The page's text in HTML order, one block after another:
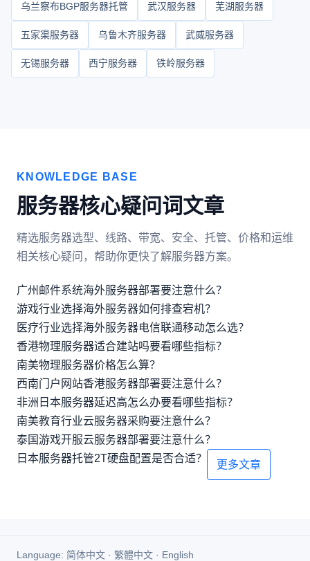
乌兰察布BGP服务器托管 武汉服务器 芜湖服务器
五家渠服务器 乌鲁木齐服务器 武威服务器
无锡服务器 西宁服务器 铁岭服务器
KNOWLEDGE BASE
服务器核心疑问词文章
精选服务器选型、线路、带宽、安全、托管、价格和运维
相关核心疑问，帮助你更快了解服务器方案。
广州邮件系统海外服务器部署要注意什么？
游戏行业选择海外服务器如何排查宕机？
医疗行业选择海外服务器电信联通移动怎么选？
香港物理服务器适合建站吗要看哪些指标？
南美物理服务器价格怎么算？
西南门户网站香港服务器部署要注意什么？
非洲日本服务器延迟高怎么办要看哪些指标？
南美教育行业云服务器采购要注意什么？
泰国游戏开服云服务器部署要注意什么？
日本服务器托管2T硬盘配置是否合适？
更多文章
Language: 简体中文 · 繁體中文 · English